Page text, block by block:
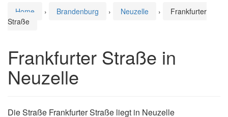
Home › Brandenburg › Neuzelle ›
Frankfurter
Straße
Frankfurter Straße in
Neuzelle
Die Straße Frankfurter Straße liegt in Neuzelle